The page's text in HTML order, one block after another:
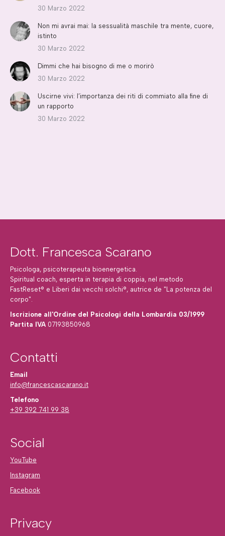
30 Marzo 2022
Non mi avrai mai: la sessualità maschile tra mente, cuore,
istinto
30 Marzo 2022
Dimmi che hai bisogno di me o morirò
30 Marzo 2022
Uscirne vivi: l’importanza dei riti di commiato alla fine di
un rapporto
30 Marzo 2022
Dott. Francesca Scarano
Psicologa, psicoterapeuta bioenergetica.
Spiritual coach, esperta in terapia di coppia, nel metodo
FastReset® e Liberi dai vecchi solchi®, autrice de "La potenza del
corpo".
Iscrizione all'Ordine del Psicologi della Lombardia 03/1999
Partita IVA 07193850968
Contatti
Email
info@francescascarano.it
Telefono
+39 392 741 99 38
Social
YouTube
Instagram
Facebook
Privacy